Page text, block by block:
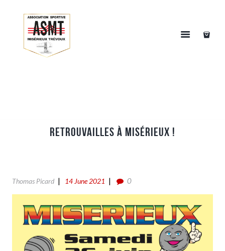
Retrouvailles à Misérieux !
Thomas Picard 14 June 2021 0